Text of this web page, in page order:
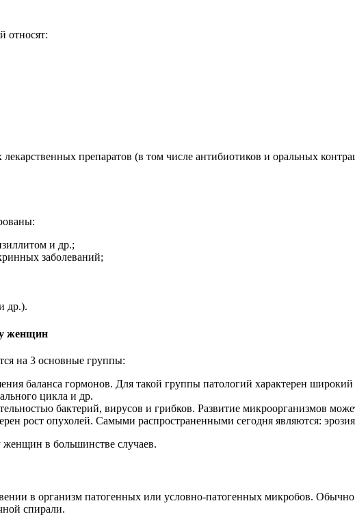
относят:
препаратов (в том числе антибиотиков и оральных
и др.;
заболеваний;
др.).
у женщин
на 3 основные группы:
баланса гормонов. Для такой группы патологий характерен
цикла и др.
бактерий, вирусов и грибков. Развитие микроорганизмов
рост опухолей. Самыми распространенными сегодня являются:
женщин в большинстве случаев.
в организм патогенных или условно-патогенных микробов.
спирали.